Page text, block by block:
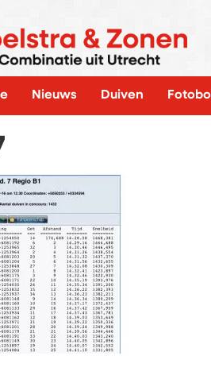
Nieuws Duiven